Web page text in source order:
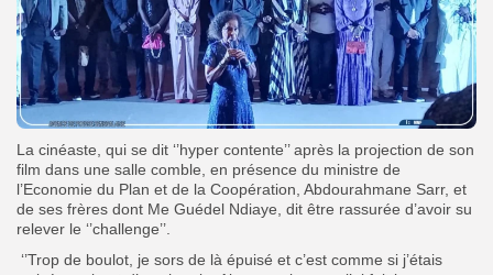
La cinéaste, qui se dit ‘’hyper contente’’ après la projection de son
film dans une salle comble, en présence du ministre de
l’Economie du Plan et de la Coopération, Abdourahmane Sarr, et
de ses frères dont Me Guédel Ndiaye, dit être rassurée d’avoir su
relever le ‘’challenge’’.
‘’Trop de boulot, je sors de là épuisé et c’est comme si j’étais